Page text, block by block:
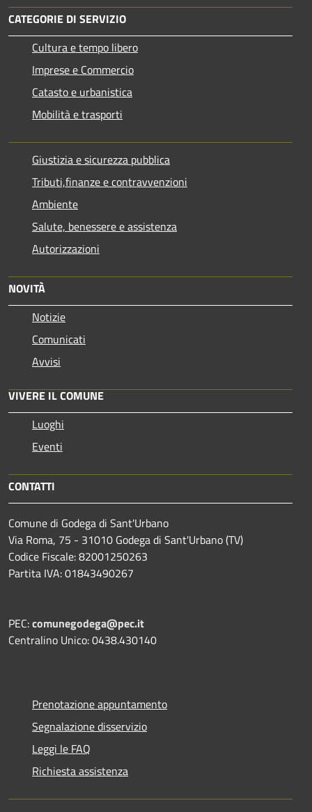
CATEGORIE DI SERVIZIO
Cultura e tempo libero
Imprese e Commercio
Catasto e urbanistica
Mobilità e trasporti
Giustizia e sicurezza pubblica
Tributi,finanze e contravvenzioni
Ambiente
Salute, benessere e assistenza
Autorizzazioni
NOVITÀ
Notizie
Comunicati
Avvisi
VIVERE IL COMUNE
Luoghi
Eventi
CONTATTI
Comune di Godega di Sant'Urbano
Via Roma, 75 - 31010 Godega di Sant'Urbano (TV)
Codice Fiscale: 82001250263
Partita IVA: 01843490267
PEC:comunegodega@pec.it
Centralino Unico: 0438.430140
Prenotazione appuntamento
Segnalazione disservizio
Leggi le FAQ
Richiesta assistenza